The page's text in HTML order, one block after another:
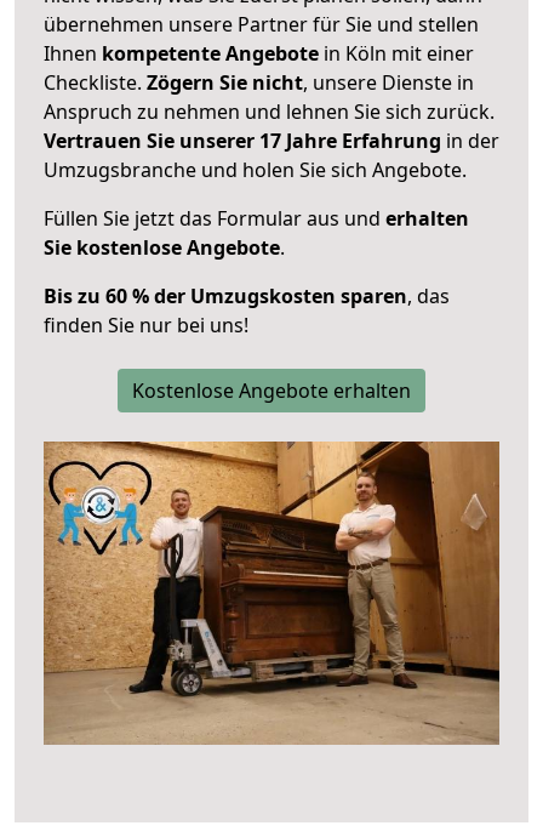
übernehmen unsere Partner für Sie und stellen
Ihnen kompetente Angebote in Köln mit einer
Checkliste. Zögern Sie nicht, unsere Dienste in
Anspruch zu nehmen und lehnen Sie sich zurück.
Vertrauen Sie unserer 17 Jahre Erfahrung in der
Umzugsbranche und holen Sie sich Angebote.
Füllen Sie jetzt das Formular aus und erhalten
Sie kostenlose Angebote.
Bis zu 60 % der Umzugskosten sparen, das
finden Sie nur bei uns!
Kostenlose Angebote erhalten